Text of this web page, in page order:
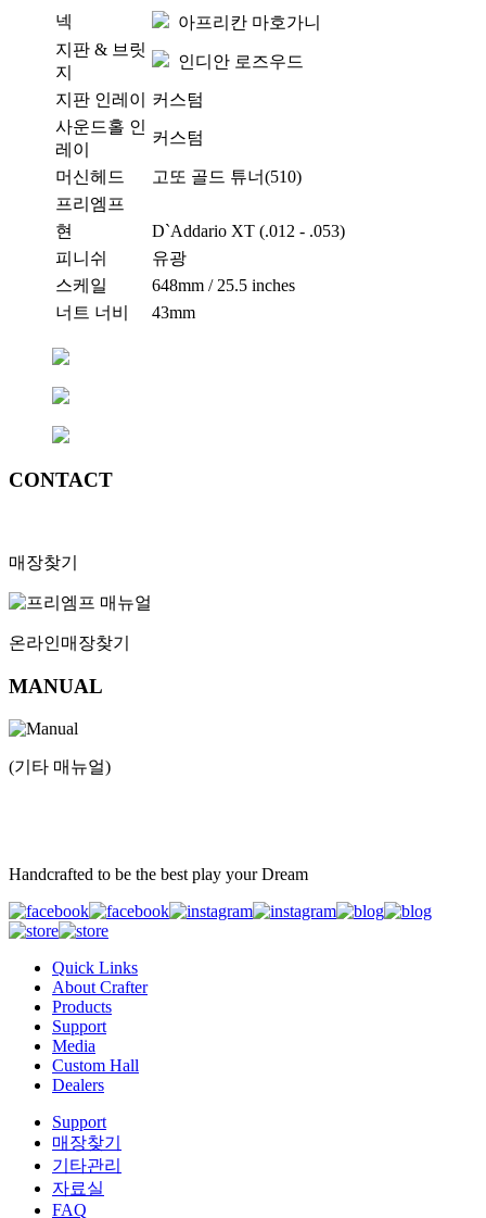
넥
아프리칸 마호가니
지판 & 브릿
지
인디안 로즈우드
지판 인레이
커스텀
사운드홀 인
레이
커스텀
머신헤드
고또 골드 튜너(510)
프리엠프
현
D`Addario XT (.012 - .053)
피니쉬
유광
스케일
648mm / 25.5 inches
너트 너비
43mm
CONTACT
매장찾기
온라인매장찾기
MANUAL
(기타 매뉴얼)
Handcrafted to be the best play your Dream
Quick Links
About Crafter
Products
Support
Media
Custom Hall
Dealers
Support
매장찾기
기타관리
자료실
FAQ